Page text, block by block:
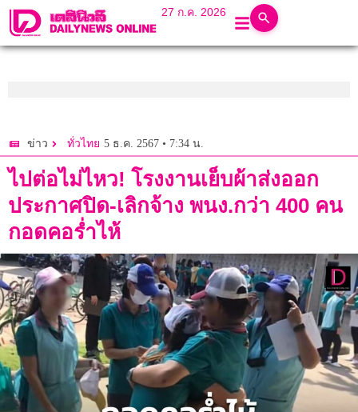
27 ก.ค. 2026
ข่าว ทั่วไทย 5 ธ.ค. 2567 • 7:34 น.
ไปต่อไม่ไหว! โรงงานเย็บผ้าส่งออก
ประกาศปิด-เลิกจ้าง พนง.กว่า 400 คน
กอดคอร่ำไห้